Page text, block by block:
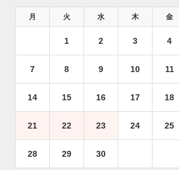
月 火 水 木 金
1 2 3 4
7 8 9 10 11
14 15 16 17 18
21 22 23 24 25
28 29 30